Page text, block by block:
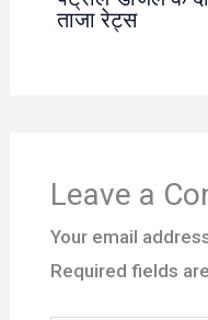
ताजा रेट्स
Leave a
Your email
Required fields